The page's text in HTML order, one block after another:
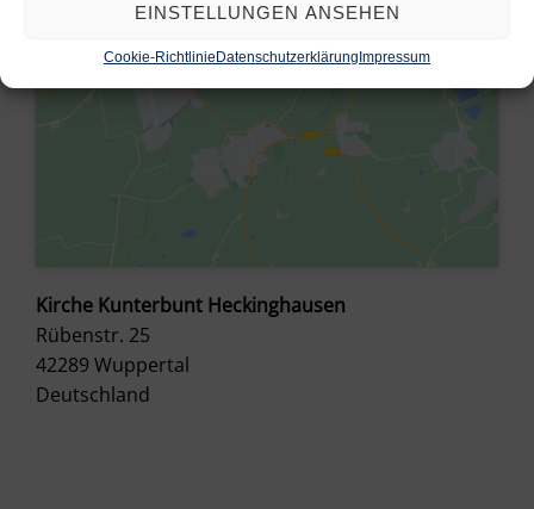
EINSTELLUNGEN ANSEHEN
Cookie-Richtlinie Datenschutzerklärung Impressum
Kirche Kunterbunt Heckinghausen
Rübenstr. 25
42289 Wuppertal
Deutschland